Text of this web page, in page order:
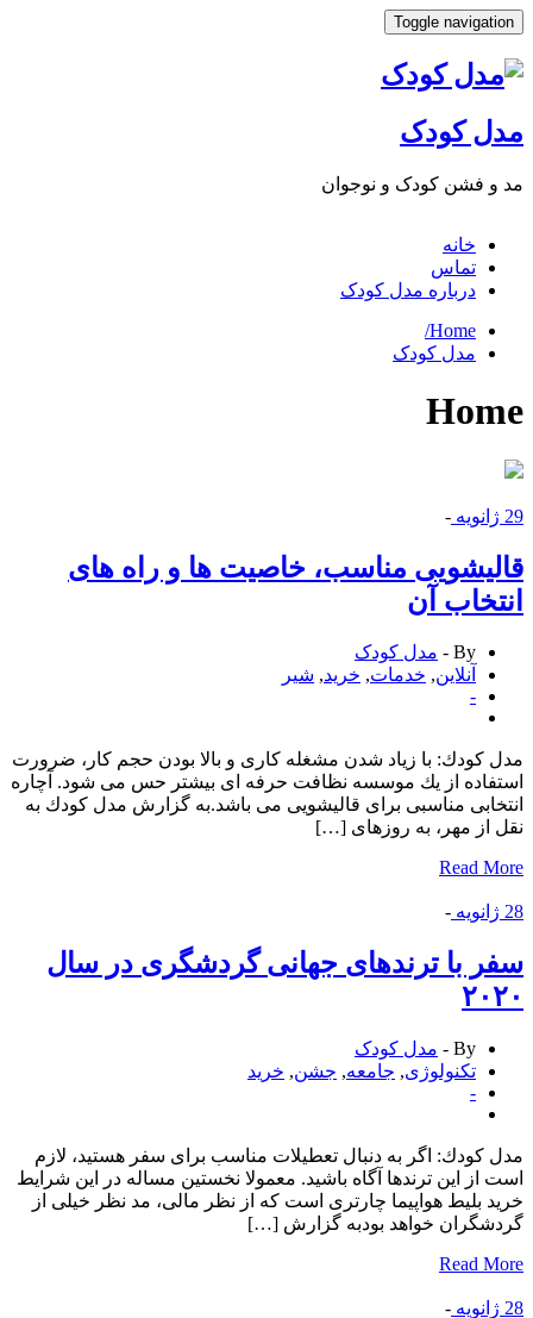
Toggle
کودک
فشن کودک و نوجوان
خانه
تماس
درباره مدل کودک
Home/
مدل کودک
-
مناسب، خاصیت ها و راه های
آن
By -
مدل کودک
آنلاین
,خدمات,خرید ,شیر
كودك: با زیاد شدن مشغله كاری و بالا بودن حجم كار، ضرورت
از یك موسسه نظافت حرفه ای بیشتر حس می شود. آچاره
مناسبی برای قالیشویی می باشد.به گزارش مدل كودك به
از مهر، به روزهای […]
Read
-
با ترندهای جهانی گردشگری در سال
By -
مدل کودک
تكنولوژی,جامعه,جشن,خرید
كودك: اگر به دنبال تعطیلات مناسب برای سفر هستید، لازم
این ترندها آگاه باشید. معمولا نخستین مساله در این شرایط
بلیط هواپیما چارتری است كه از نظر مالی، مد نظر خیلی از
خواهد بودبه گزارش […]
Read
-